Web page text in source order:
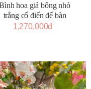
hoa giả bông nhỏ
trắng cổ điển để bàn
1,270,000đ